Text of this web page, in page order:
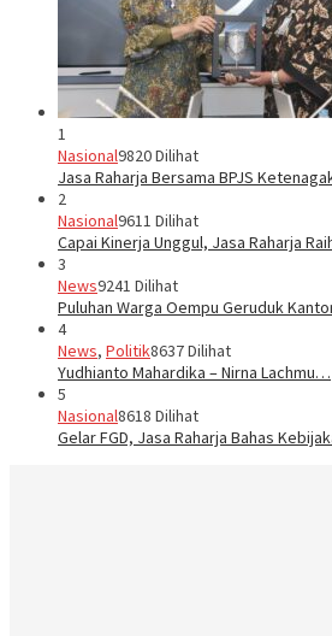
1
Nasional9820 Dilihat
Jasa Raharja Bersama BPJS
2
Nasional9611 Dilihat
Capai Kinerja Unggul, Jasa Raharja
3
News9241 Dilihat
Puluhan Warga Oempu Geruduk
4
News, Politik8637 Dilihat
Yudhianto Mahardika – Nirna Lachmu…
5
Nasional8618 Dilihat
Gelar FGD, Jasa Raharja Bahas